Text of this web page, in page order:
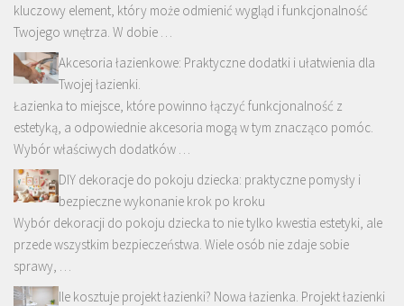
kluczowy element, który może odmienić wygląd i funkcjonalność
Twojego wnętrza. W dobie …
Akcesoria łazienkowe: Praktyczne dodatki i ułatwienia dla
Twojej łazienki.
Łazienka to miejsce, które powinno łączyć funkcjonalność z
estetyką, a odpowiednie akcesoria mogą w tym znacząco pomóc.
Wybór właściwych dodatków …
DIY dekoracje do pokoju dziecka: praktyczne pomysły i
bezpieczne wykonanie krok po kroku
Wybór dekoracji do pokoju dziecka to nie tylko kwestia estetyki, ale
przede wszystkim bezpieczeństwa. Wiele osób nie zdaje sobie
sprawy, …
Ile kosztuje projekt łazienki? Nowa łazienka. Projekt łazienki